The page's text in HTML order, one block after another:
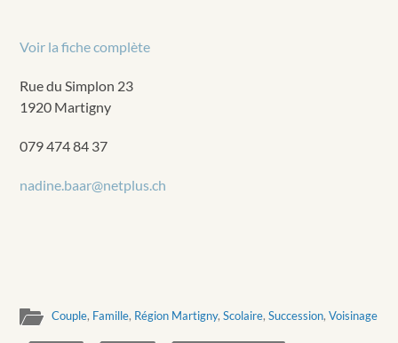
Voir la fiche complète
Rue du Simplon 23
1920 Martigny
079 474 84 37
nadine.baar@netplus.ch
Couple, Famille, Région Martigny,Scolaire,Succession,Voisinage